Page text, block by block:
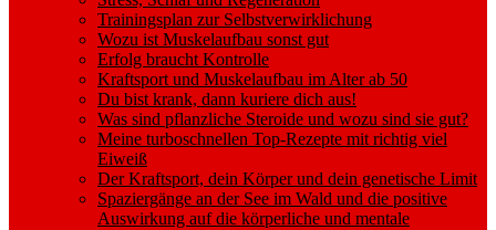
Trainingsplan zur Selbstverwirklichung
Wozu ist Muskelaufbau sonst gut
Erfolg braucht Kontrolle
Kraftsport und Muskelaufbau im Alter ab 50
Du bist krank, dann kuriere dich aus!
Was sind pflanzliche Steroide und wozu sind sie gut?
Meine turboschnellen Top-Rezepte mit richtig viel
Eiweiß
Der Kraftsport, dein Körper und dein genetische Limit
Spaziergänge an der See im Wald und die positive
Auswirkung auf die körperliche und mentale